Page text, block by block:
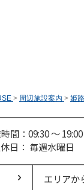
> 周辺施設案内 > 姫
間：09:30 ～ 19:00
日： 毎週水曜日
エリアか